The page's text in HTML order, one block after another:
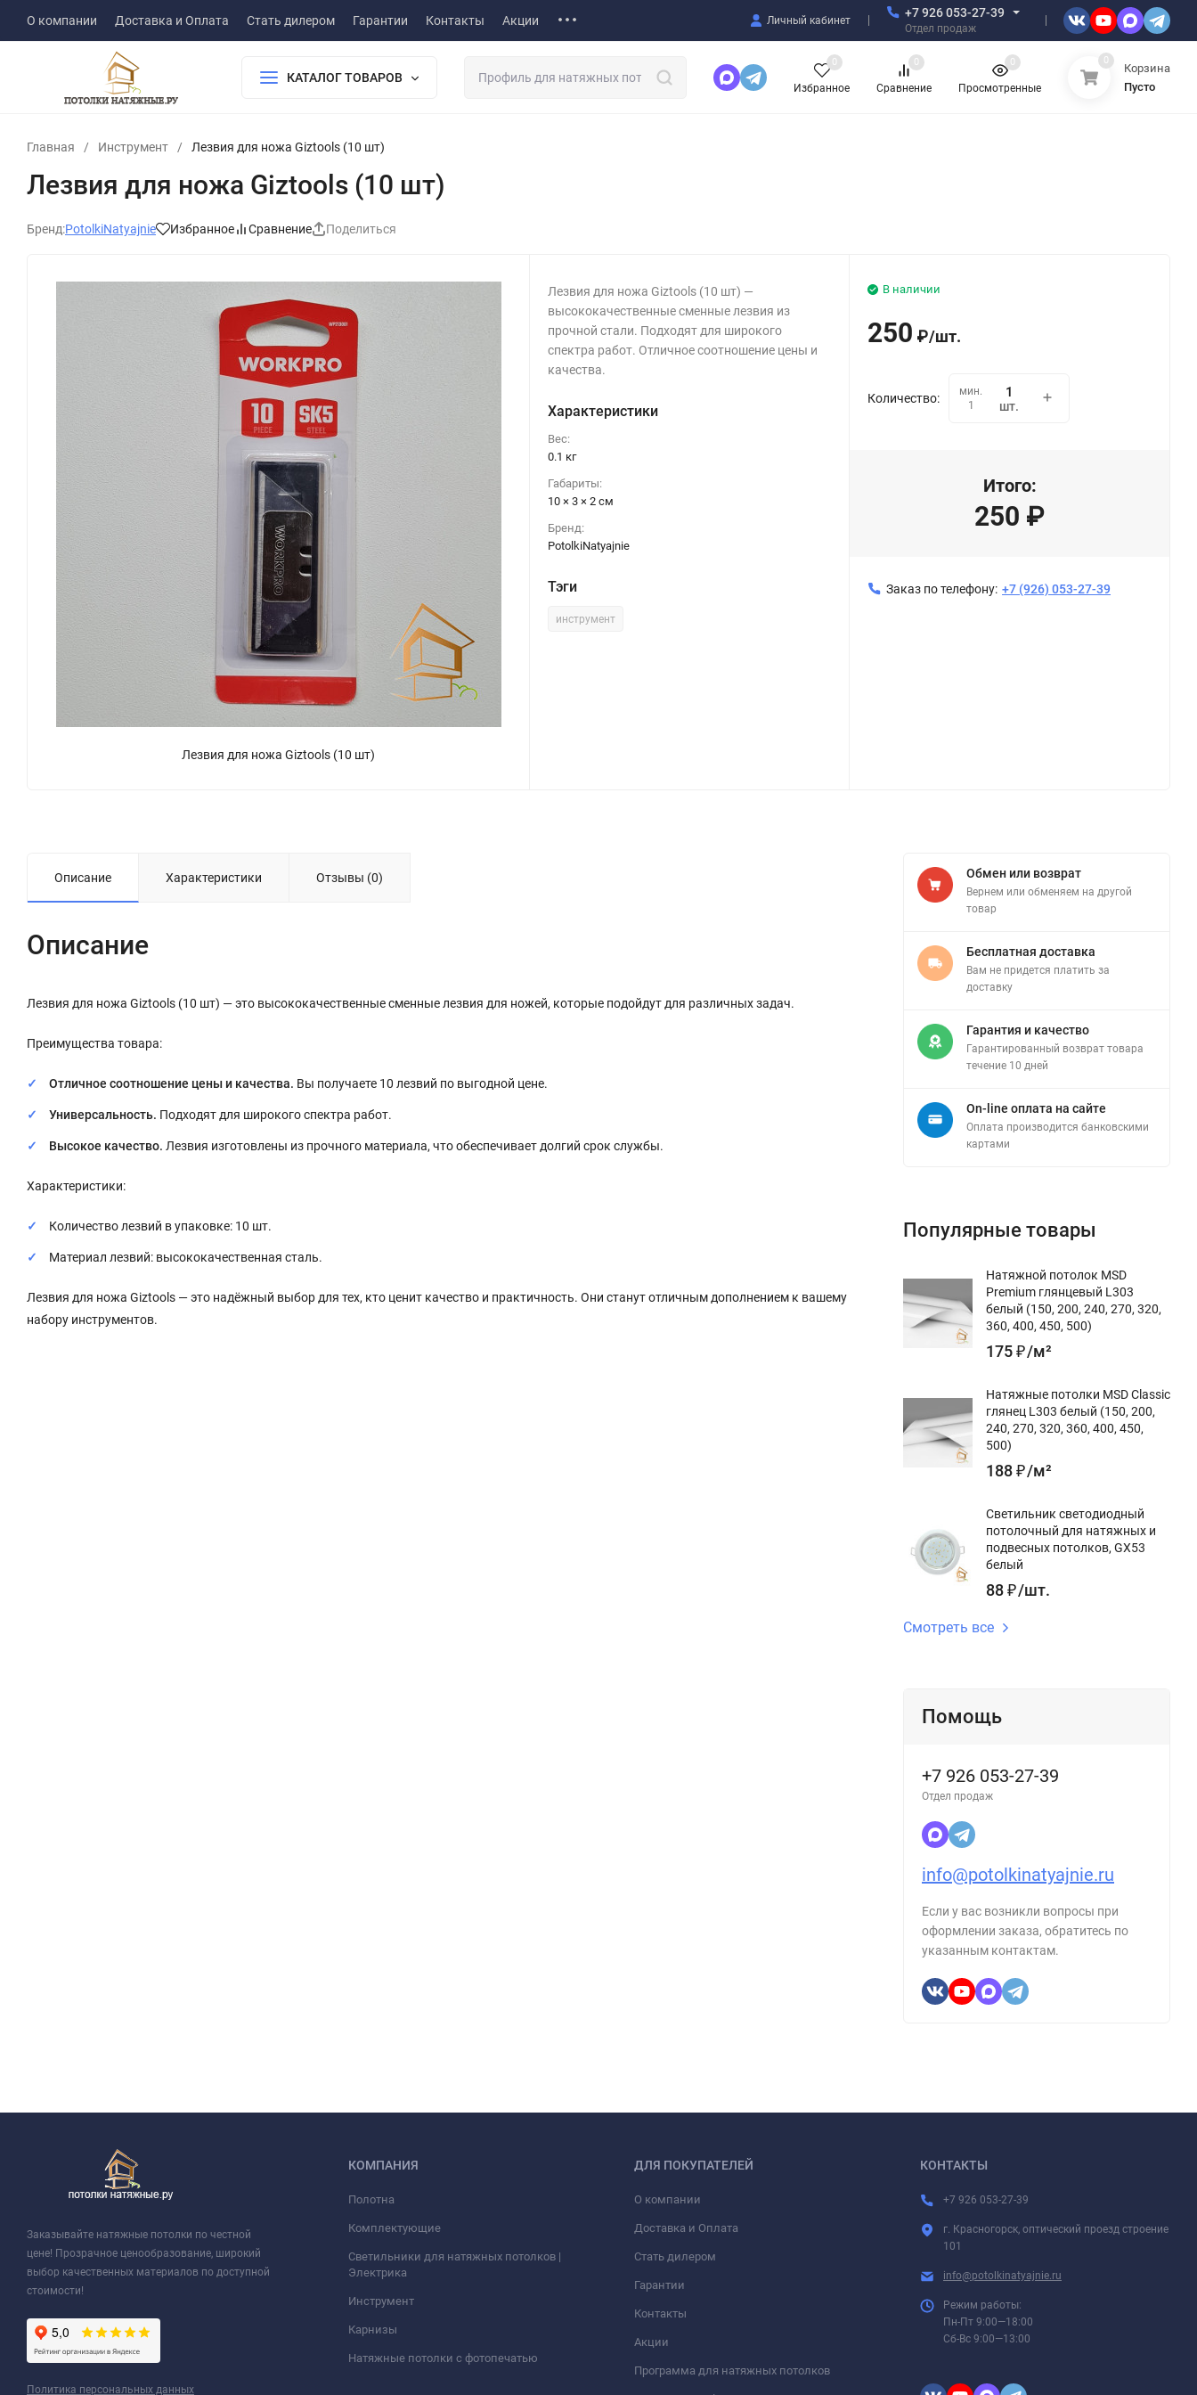
О компании Доставка и Оплата Стать дилером Гарантии Контакты Акции Личный кабинет
+7 926 053-27-39
Отдел продаж
КАТАЛОГ ТОВАРОВ
Избранное
0
Сравнение
0
Просмотренные
0 0
Корзина
Пусто
Главная / Инструмент / Лезвия для ножа Giztools (10 шт)
Лезвия для ножа Giztools (10 шт)
Бренд:PotolkiNatyajnie Избранное Сравнение Поделиться
Лезвия для ножа Giztools (10 шт)
Лезвия для ножа Giztools (10 шт) —
высококачественные сменные лезвия из
прочной стали. Подходят для широкого
спектра работ. Отличное соотношение цены и
качества.
Характеристики
Вес:
0.1 кг
Габариты:
10 × 3 × 2 см
Бренд:
PotolkiNatyajnie
Тэги
инструмент
В наличии
250 ₽/шт.
Количество:
мин.
1
шт.
Итого:
250 ₽
Заказ по телефону: +7 (926) 053-27-39
Описание Характеристики Отзывы (0)
Описание
Лезвия для ножа Giztools (10 шт) — это высококачественные сменные лезвия для ножей, которые подойдут для различных задач.
Преимущества товара:
Отличное соотношение цены и качества. Вы получаете 10 лезвий по выгодной цене.
Универсальность. Подходят для широкого спектра работ.
Высокое качество. Лезвия изготовлены из прочного материала, что обеспечивает долгий срок службы.
Характеристики:
Количество лезвий в упаковке: 10 шт.
Материал лезвий: высококачественная сталь.
Лезвия для ножа Giztools — это надёжный выбор для тех, кто ценит качество и практичность. Они станут отличным дополнением к вашему
набору инструментов.
Обмен или возврат
Вернем или обменяем на другой
товар
Бесплатная доставка
Вам не придется платить за
доставку
Гарантия и качество
Гарантированный возврат товара
течение 10 дней
On-line оплата на сайте
Оплата производится банковскими
картами
Популярные товары
Натяжной потолок MSD
Premium глянцевый L303
белый (150, 200, 240, 270, 320,
360, 400, 450, 500)
175₽/м²
Натяжные потолки MSD Classic
глянец L303 белый (150, 200,
240, 270, 320, 360, 400, 450,
500)
188₽/м²
Светильник светодиодный
потолочный для натяжных и
подвесных потолков, GX53
белый
88₽/шт.
Смотреть все
Помощь
+7 926 053-27-39
Отдел продаж
info@potolkinatyajnie.ru
Если у вас возникли вопросы при
оформлении заказа, обратитесь по
указанным контактам.
Заказывайте натяжные потолки по честной
цене! Прозрачное ценообразование, широкий
выбор качественных материалов по доступной
стоимости!
Политика персональных данных
КОМПАНИЯ
Полотна
Комплектующие
Светильники для натяжных потолков |
Электрика
Инструмент
Карнизы
Натяжные потолки с фотопечатью
ДЛЯ ПОКУПАТЕЛЕЙ
О компании
Доставка и Оплата
Стать дилером
Гарантии
Контакты
Акции
Программа для натяжных потолков
КОНТАКТЫ
+7 926 053-27-39
г. Красногорск, оптический проезд строение
101
info@potolkinatyajnie.ru
Режим работы:
Пн-Пт 9:00—18:00
Сб-Вс 9:00—13:00